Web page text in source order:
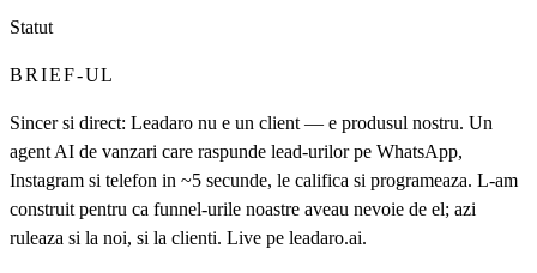
Statut
BRIEF-UL
Sincer si direct: Leadaro nu e un client — e produsul nostru. Un
agent AI de vanzari care raspunde lead-urilor pe WhatsApp,
Instagram si telefon in ~5 secunde, le califica si programeaza. L-am
construit pentru ca funnel-urile noastre aveau nevoie de el; azi
ruleaza si la noi, si la clienti. Live pe leadaro.ai.